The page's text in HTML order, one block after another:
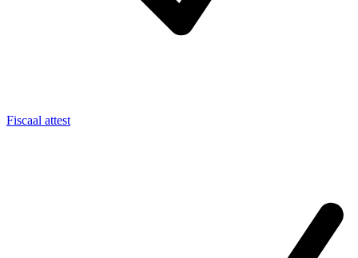
Fiscaal attest